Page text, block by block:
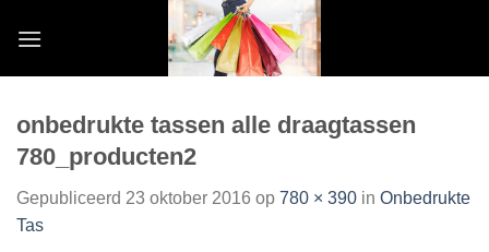
onbedrukte tassen alle draagtassen
780_producten2
Gepubliceerd 23 oktober 2016 op 780 × 390 in Onbedrukte
Tas